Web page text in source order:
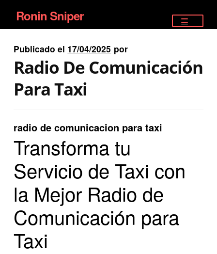
Ir
a
la
navegación
Ir
al
contenido
Ronin Sniper
EQUIPAMIENTO ÉLITE
SATELITALES
Publicado el 17/04/2025 por
Radio De Comunicación
Para Taxi
radio de comunicacion para taxi
Transforma tu
Servicio de Taxi con
la Mejor Radio de
Comunicación para
Taxi